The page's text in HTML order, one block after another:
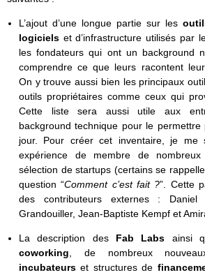
L’ajout d’une longue partie sur les
logiciels et d’infrastructure utilisés par
les fondateurs qui ont un background
comprendre ce que leurs racontent
On y trouve aussi bien les principaux
outils propriétaires comme ceux qui
Cette liste sera aussi utile aux
background technique pour le
jour. Pour créer cet inventaire, je me
expérience de membre de
sélection de startups (certains se
question “Comment c’est fait ?”. Cette
des contributeurs externes : Daniel
Grandouiller, Jean-Baptiste Kempf et
La description des Fab Labs ainsi
coworking , de nombreux
incubateurset structures de